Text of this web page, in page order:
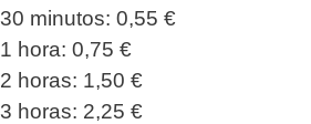
30 minutos: 0,55 €
1 hora: 0,75 €
2 horas: 1,50 €
3 horas: 2,25 €